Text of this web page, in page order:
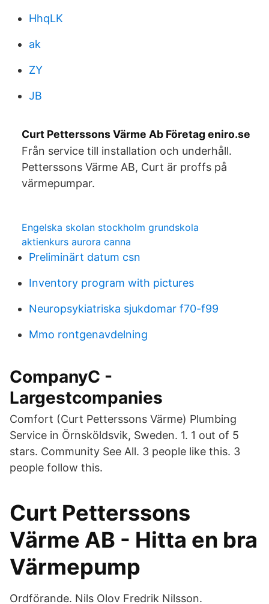
HhqLK
ak
ZY
JB
Curt Petterssons Värme Ab Företag eniro.se
Från service till installation och underhåll.
Petterssons Värme AB, Curt är proffs på
värmepumpar.
Engelska skolan stockholm grundskola
aktienkurs aurora canna
Preliminärt datum csn
Inventory program with pictures
Neuropsykiatriska sjukdomar f70-f99
Mmo rontgenavdelning
CompanyC -
Largestcompanies
Comfort (Curt Petterssons Värme) Plumbing
Service in Örnsköldsvik, Sweden. 1. 1 out of 5
stars. Community See All. 3 people like this. 3
people follow this.
Curt Petterssons
Värme AB - Hitta en bra
Värmepump
Ordförande. Nils Olov Fredrik Nilsson.